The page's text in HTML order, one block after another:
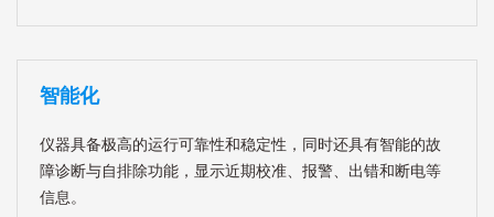
智能化
仪器具备极高的运行可靠性和稳定性，同时还具有智能的故
障诊断与自排除功能，显示近期校准、报警、出错和断电等
信息。